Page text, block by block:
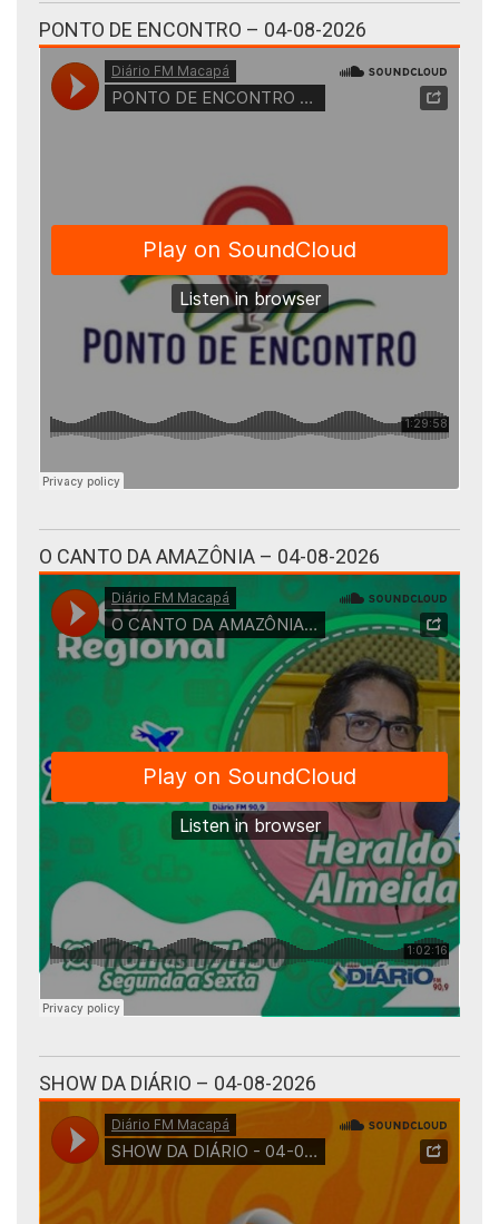
PONTO DE ENCONTRO – 04-08-2026
O CANTO DA AMAZÔNIA – 04-08-2026
SHOW DA DIÁRIO – 04-08-2026